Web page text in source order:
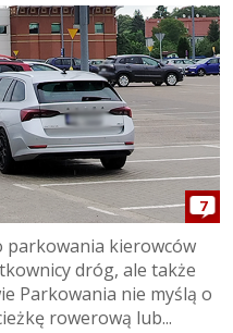
7
parkowania kierowców
dróg, ale także
Parkowania nie myślą o
rowerową lub...